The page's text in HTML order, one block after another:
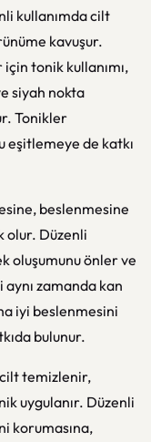
kullanımda cilt
kavuşur.
tonik kullanımı,
siyah nokta
Tonikler
eşitlemeye de katkı
beslenmesine
olur. Düzenli
oluşumunu önler ve
aynı zamanda kan
iyi beslenmesini
bulunur.
cilt temizlenir,
uygulanır. Düzenli
korumasına,